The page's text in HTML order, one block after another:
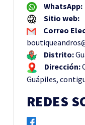
WhatsApp:
Sitio web:
Correo
Distrito:
Dirección:
Guápiles,
REDES